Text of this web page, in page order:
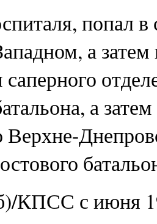
попал
а
а
Верхне-
КПСС с июня